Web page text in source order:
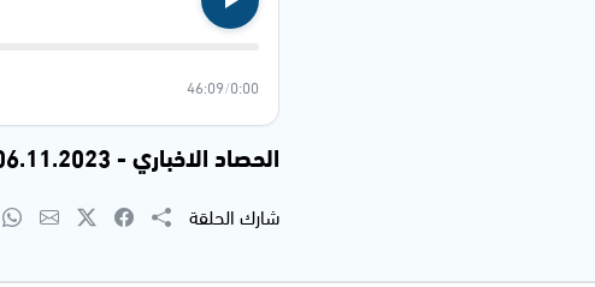
0:00
/
46:09
الحصاد الاخباري - 06.11.2023
شارك الحلقة